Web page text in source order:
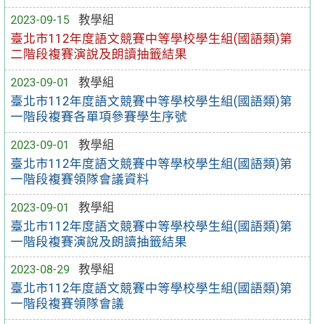
2023-09-15
教學組
臺北市112年度語文競賽中等學校學生組(國語類)第
二階段複賽演說及朗讀抽籤結果
2023-09-01
教學組
臺北市112年度語文競賽中等學校學生組(國語類)第
一階段複賽各單項參賽學生序號
2023-09-01
教學組
臺北市112年度語文競賽中等學校學生組(國語類)第
一階段複賽領隊會議資料
2023-09-01
教學組
臺北市112年度語文競賽中等學校學生組(國語類)第
一階段複賽演說及朗讀抽籤結果
2023-08-29
教學組
臺北市112年度語文競賽中等學校學生組(國語類)第
一階段複賽領隊會議